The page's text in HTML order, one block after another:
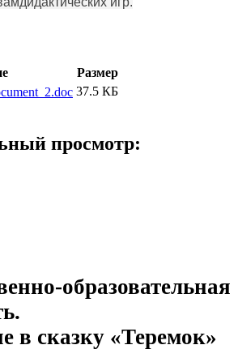
Размер
37.5 КБ
просмотр:
образовательная
в сказку «Теремок»